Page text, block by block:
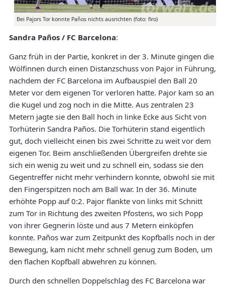
Bei Pajors Tor konnte Paños nichts ausrichten (foto: firo)
Sandra Paños / FC Barcelona:
Ganz früh in der Partie, konkret in der 3. Minute gingen die
Wölfinnen durch einen Distanzschuss von Pajor in Führung,
nachdem der FC Barcelona im Aufbauspiel den Ball 20
Meter vor dem eigenen Tor verloren hatte. Pajor kam so an
die Kugel und zog noch in die Mitte. Aus zentralen 23
Metern jagte sie den Ball hoch in linke Ecke aus Sicht von
Torhüterin Sandra Paños. Die Torhüterin stand eigentlich
gut, doch vielleicht einen bis zwei Schritte zu weit vor dem
eigenen Tor. Beim anschließenden Übergreifen drehte sie
sich ein wenig zu weit und zu schnell ein, sodass sie den
Gegentreffer nicht mehr verhindern konnte, obwohl sie mit
den Fingerspitzen noch am Ball war. In der 36. Minute
erhöhte Popp auf 0:2. Pajor flankte von links mit Schnitt
zum Tor in Richtung des zweiten Pfostens, wo sich Popp
von ihrer Gegnerin löste und aus 7 Metern einköpfen
konnte. Paños war zum Zeitpunkt des Kopfballs noch in der
Bewegung, kam nicht mehr schnell genug zum Boden, um
den flachen Kopfball abwehren zu können.
Durch den schnellen Doppelschlag des FC Barcelona war